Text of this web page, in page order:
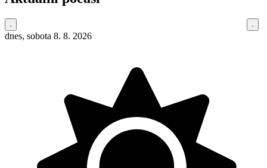
dnes, sobota 8. 8. 2026